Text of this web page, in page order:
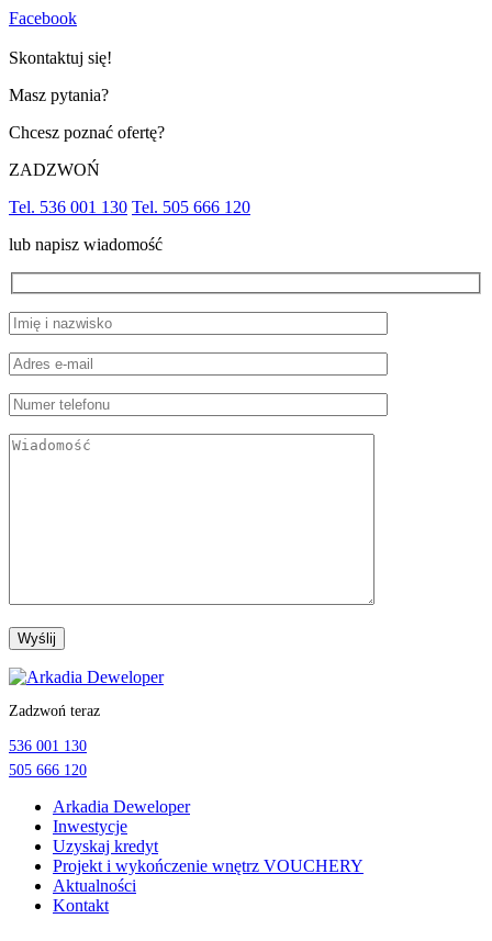
Facebook
Skontaktuj się!
Masz pytania?
Chcesz poznać ofertę?
ZADZWOŃ
Tel. 536 001 130 Tel. 505 666 120
lub napisz wiadomość
Przejdź
treści
Zadzwoń teraz
536 001 130
505 666 120
Arkadia Deweloper
Inwestycje
Uzyskaj kredyt
Projekt i wykończenie wnętrz VOUCHERY
Aktualności
Kontakt